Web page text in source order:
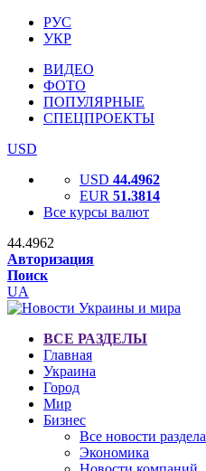
РУС
УКР
ВИДЕО
ФОТО
ПОПУЛЯРНЫЕ
СПЕЦПРОЕКТЫ
USD
USD 44.4962
EUR 51.3814
Все курсы валют
44.4962
Авторизация
Поиск
UA
ВСЕ РАЗДЕЛЫ
Главная
Украина
Город
Мир
Бизнес
Все новости раздела
Экономика